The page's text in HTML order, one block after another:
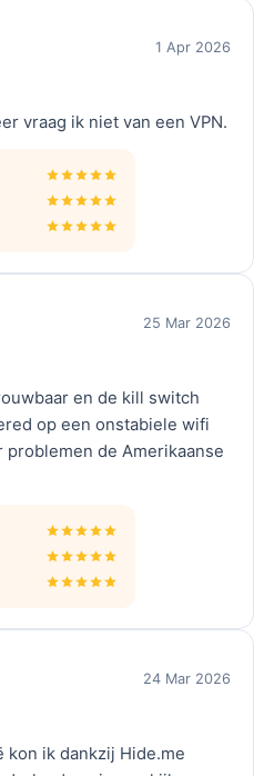
1 Apr 2026
vraag ik niet van een VPN.
25 Mar 2026
en de kill switch
op een onstabiele wifi
de Amerikaanse
24 Mar 2026
kon ik dankzij Hide.me